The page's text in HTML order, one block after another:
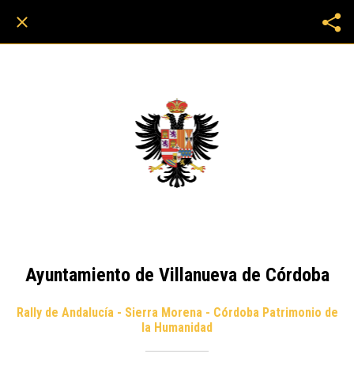
Ayuntamiento de Villanueva de Córdoba
Rally de Andalucía - Sierra Morena - Córdoba Patrimonio de
la Humanidad